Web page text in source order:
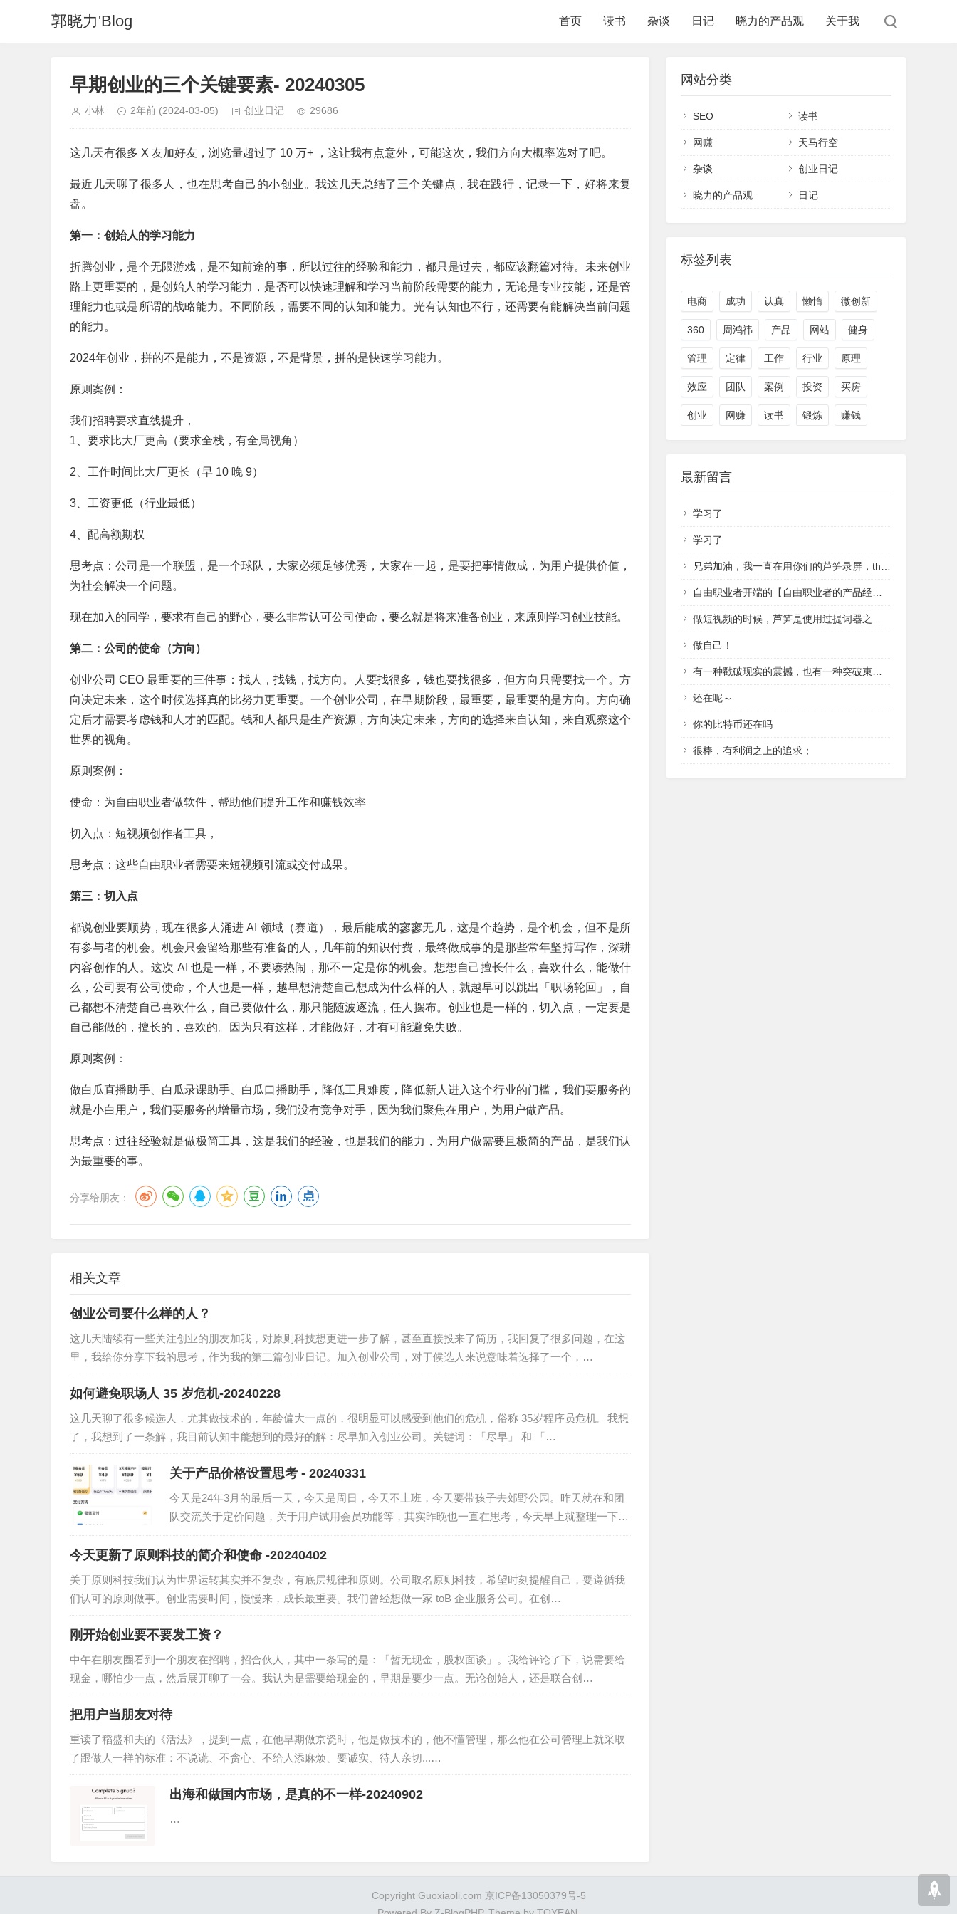
郭晓力'Blog 首页 读书 杂谈 日记 晓力的产品观 关于我
早期创业的三个关键要素- 20240305
小林 2年前 (2024-03-05) 创业日记 29686
这几天有很多 X 友加好友，浏览量超过了 10 万+ ，这让我有点意外，可能这次，我们方向大概率选对了吧。
最近几天聊了很多人，也在思考自己的小创业。我这几天总结了三个关键点，我在践行，记录一下，好将来复
盘。
第一：创始人的学习能力
折腾创业，是个无限游戏，是不知前途的事，所以过往的经验和能力，都只是过去，都应该翻篇对待。未来创业
路上更重要的，是创始人的学习能力，是否可以快速理解和学习当前阶段需要的能力，无论是专业技能，还是管
理能力也或是所谓的战略能力。不同阶段，需要不同的认知和能力。光有认知也不行，还需要有能解决当前问题
的能力。
2024年创业，拼的不是能力，不是资源，不是背景，拼的是快速学习能力。
原则案例：
我们招聘要求直线提升，
1、要求比大厂更高（要求全栈，有全局视角）
2、工作时间比大厂更长（早 10 晚 9）
3、工资更低（行业最低）
4、配高额期权
思考点：公司是一个联盟，是一个球队，大家必须足够优秀，大家在一起，是要把事情做成，为用户提供价值，
为社会解决一个问题。
现在加入的同学，要求有自己的野心，要么非常认可公司使命，要么就是将来准备创业，来原则学习创业技能。
第二：公司的使命（方向）
创业公司 CEO 最重要的三件事：找人，找钱，找方向。人要找很多，钱也要找很多，但方向只需要找一个。方
向决定未来，这个时候选择真的比努力更重要。一个创业公司，在早期阶段，最重要，最重要的是方向。方向确
定后才需要考虑钱和人才的匹配。钱和人都只是生产资源，方向决定未来，方向的选择来自认知，来自观察这个
世界的视角。
原则案例：
使命：为自由职业者做软件，帮助他们提升工作和赚钱效率
切入点：短视频创作者工具，
思考点：这些自由职业者需要来短视频引流或交付成果。
第三：切入点
都说创业要顺势，现在很多人涌进 AI 领域（赛道），最后能成的寥寥无几，这是个趋势，是个机会，但不是所
有参与者的机会。机会只会留给那些有准备的人，几年前的知识付费，最终做成事的是那些常年坚持写作，深耕
内容创作的人。这次 AI 也是一样，不要凑热闹，那不一定是你的机会。想想自己擅长什么，喜欢什么，能做什
么，公司要有公司使命，个人也是一样，越早想清楚自己想成为什么样的人，就越早可以跳出「职场轮回」，自
己都想不清楚自己喜欢什么，自己要做什么，那只能随波逐流，任人摆布。创业也是一样的，切入点，一定要是
自己能做的，擅长的，喜欢的。因为只有这样，才能做好，才有可能避免失败。
原则案例：
做白瓜直播助手、白瓜录课助手、白瓜口播助手，降低工具难度，降低新人进入这个行业的门槛，我们要服务的
就是小白用户，我们要服务的增量市场，我们没有竞争对手，因为我们聚焦在用户，为用户做产品。
思考点：过往经验就是做极简工具，这是我们的经验，也是我们的能力，为用户做需要且极简的产品，是我们认
为最重要的事。
分享给朋友：
相关文章
创业公司要什么样的人？
这几天陆续有一些关注创业的朋友加我，对原则科技想更进一步了解，甚至直接投来了简历，我回复了很多问题，在这
里，我给你分享下我的思考，作为我的第二篇创业日记。加入创业公司，对于候选人来说意味着选择了一个，…
如何避免职场人 35 岁危机-20240228
这几天聊了很多候选人，尤其做技术的，年龄偏大一点的，很明显可以感受到他们的危机，俗称 35岁程序员危机。我想
了，我想到了一条解，我目前认知中能想到的最好的解：尽早加入创业公司。关键词：「尽早」 和 「…
关于产品价格设置思考 - 20240331
今天是24年3月的最后一天，今天是周日，今天不上班，今天要带孩子去郊野公园。昨天就在和团
队交流关于定价问题，关于用户试用会员功能等，其实昨晚也一直在思考，今天早上就整理一下想
法，写一篇创业日记。我们最…
今天更新了原则科技的简介和使命 -20240402
关于原则科技我们认为世界运转其实并不复杂，有底层规律和原则。公司取名原则科技，希望时刻提醒自己，要遵循我
们认可的原则做事。创业需要时间，慢慢来，成长最重要。我们曾经想做一家 toB 企业服务公司。在创…
刚开始创业要不要发工资？
中午在朋友圈看到一个朋友在招聘，招合伙人，其中一条写的是：「暂无现金，股权面谈」。我给评论了下，说需要给
现金，哪怕少一点，然后展开聊了一会。我认为是需要给现金的，早期是要少一点。无论创始人，还是联合创…
把用户当朋友对待
重读了稻盛和夫的《活法》，提到一点，在他早期做京瓷时，他是做技术的，他不懂管理，那么他在公司管理上就采取
了跟做人一样的标准：不说谎、不贪心、不给人添麻烦、要诚实、待人亲切...…
出海和做国内市场，是真的不一样-20240902
…
网站分类
SEO 读书
网赚 天马行空
杂谈 创业日记
晓力的产品观 日记
标签列表
电商 成功 认真 懒惰 微创新
360 周鸿祎 产品 网站 健身
管理 定律 工作 行业 原理
效应 团队 案例 投资 买房
创业 网赚 读书 锻炼 赚钱
最新留言
学习了
学习了
兄弟加油，我一直在用你们的芦笋录屏，that's cool
自由职业者开端的【自由职业者的产品经理】
做短视频的时候，芦笋是使用过提词器之一，无意中查域名翻到作者，祝越来越好
做自己！
有一种戳破现实的震撼，也有一种突破束缚的冲动。
还在呢～
你的比特币还在吗
很棒，有利润之上的追求；
Copyright Guoxiaoli.com 京ICP备13050379号-5